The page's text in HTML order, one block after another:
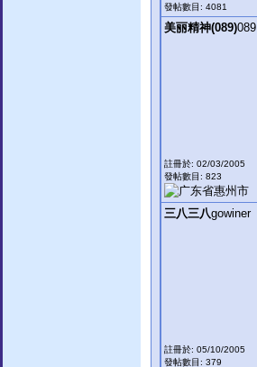
發帖數目: 4081
美丽精神(089)089
註冊於: 02/03/2005
發帖數目: 823
三八三八gowiner
註冊於: 05/10/2005
發帖數目: 379